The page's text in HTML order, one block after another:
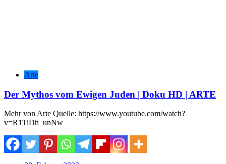
Arte
Der Mythos vom Ewigen Juden | Doku HD | ARTE
Mehr von Arte Quelle: https://www.youtube.com/watch?
v=R1TiDh_unNw